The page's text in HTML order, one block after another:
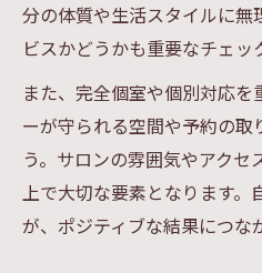
分の体質や生活スタイルに無
ビスかどうかも重要なチェッ
また、完全個室や個別対応
ーが守られる空間や予約の取
う。サロンの雰囲気やアクセ
上で大切な要素となります。
が、ポジティブな結果につな